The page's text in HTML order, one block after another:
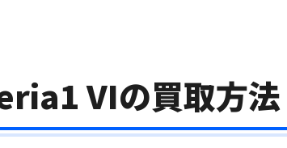
VIの買取方法